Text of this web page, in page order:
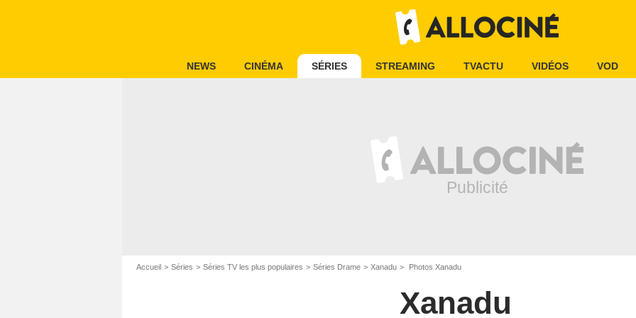
NEWS CINÉMA SÉRIES STREAMING TVACTU VIDÉOS VOD
Accueil Séries Séries TV les plus populaires Séries Drame Xanadu Photos Xanadu
Xanadu